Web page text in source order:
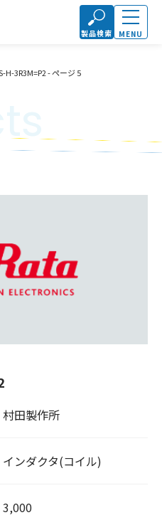
製品検索 MENU
H-3R3M=P2-ページ 5
村田製作所
インダクタ(コイル)
3,000